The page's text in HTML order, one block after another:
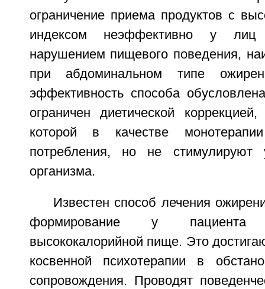
ограничение приема продуктов с
индексом неэффективно у лиц
нарушением пищевого поведения,
при абдоминальном типе
эффективность способа
ограничен диетической
которой в качестве
потребления, но не стимулируют
организма.
Известен способ лечения
формирование у
высококалорийной пище. Это
косвенной психотерапии в
сопровождения. Проводят